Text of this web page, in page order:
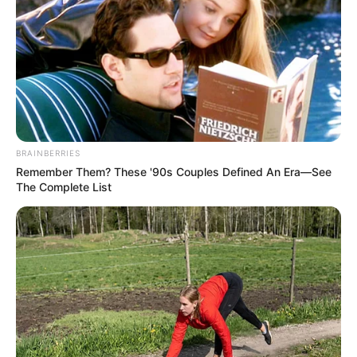
Conteúdo relacionado:
Recorde: Incentivo Financeiro destinado aos ACS/ACE poderá
chegar à R$ 589 milhões
+Incentivo Adicional: Modelo de Projeto de Lei a ser proposto pela
Câmara Municipal
14º: Modelo Padrão do Requerimento do Incentivo e vídeo de
verificação do repasse.
+Marechal Deodoro pagou Incentivo dos Agentes Comunitários e
de Endemias.
+Gratificação: Câmara de Novo Lino autoriza prefeitura a pagar o
incentivo aos ACS/ACE.
+Prefeitura de Coelho Neto autoriza pagamento do Incentivo
Adicional aos ACS/ACE
+Gratificação: ACS/ACE de Messias garantem o Incentivo
BRAINBERRIES
Remember Them? These '90s Couples Defined An Era—See
The Complete List